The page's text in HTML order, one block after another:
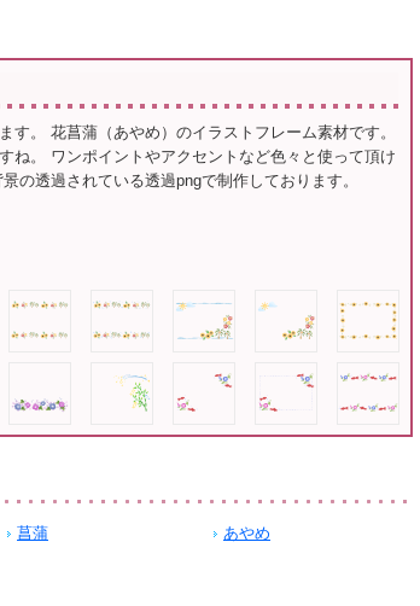
す。 花菖蒲（あやめ）のイラストフレーム素材です。
ね。 ワンポイントやアクセントなど色々と使って頂け
の透過されている透過pngで制作しております。
菖蒲
あやめ